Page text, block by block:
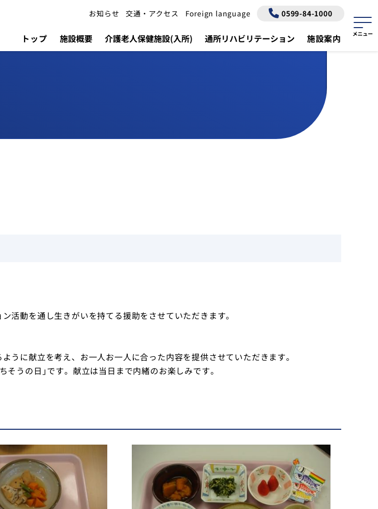
お知らせ 交通・アクセス Foreign language 0599-84-1000
トップ 施設概要 介護老人保健施設(入所) 通所リハビリテーション 施設案内
活動を通し生きがいを持てる援助をさせていただきます。
うに献立を考え、お一人お一人に合った内容を提供させていただきます。
うの日」です。献立は当日まで内緒のお楽しみです。